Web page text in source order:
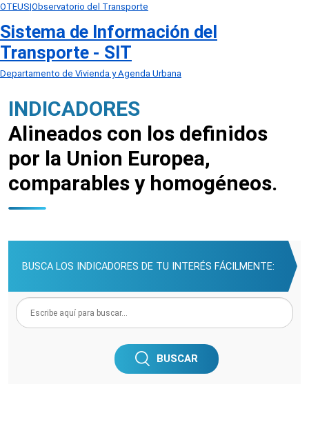
OTEUS|Observatorio del Transporte
Sistema de Información del
Transporte - SIT
Departamento de Vivienda y Agenda Urbana
INDICADORES
Alineados con los definidos
por la Union Europea,
comparables y homogéneos.
BUSCA LOS INDICADORES DE TU INTERÉS FÁCILMENTE:
BUSCAR